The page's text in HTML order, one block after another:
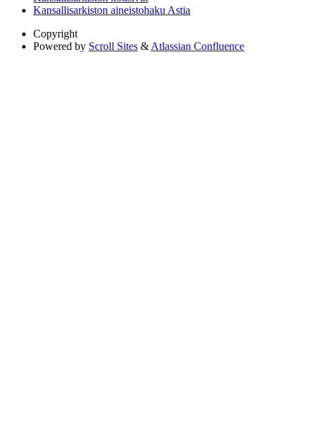
Kansallisarkiston aineistohaku Astia
Copyright
Powered by Scroll Sites & Atlassian Confluence